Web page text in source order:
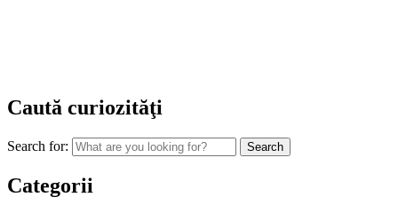
Caută curiozităţi
Search for:
Categorii